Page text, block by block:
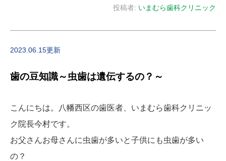
投稿者: いまむら歯科クリニック
2023.06.15更新
歯の豆知識～虫歯は遺伝するの？～
こんにちは。八幡西区の歯医者、いまむら歯科クリニッ
ク院長今村です。
お父さんお母さんに虫歯が多いと子供にも虫歯が多い
の？